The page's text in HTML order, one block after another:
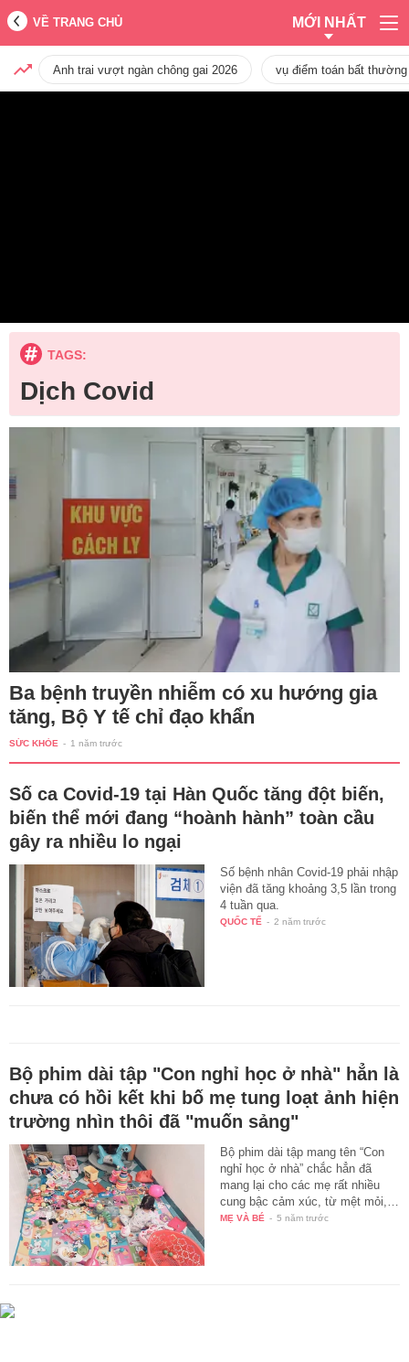
VỀ TRANG CHỦ MỚI NHẤT
Anh trai vượt ngàn chông gai 2026 vụ điểm toán bất
TAGS:
Dịch Covid
Ba bệnh truyền nhiễm có xu hướng gia
tăng, Bộ Y tế chỉ đạo khẩn
SỨC KHỎE - 1 năm trước
Số ca Covid-19 tại Hàn Quốc tăng đột biến,
biến thể mới đang “hoành hành” toàn cầu
gây ra nhiều lo ngại
Số bệnh nhân Covid-19 phải nhập
viện đã tăng khoảng 3,5 lần trong
4 tuần qua.
QUỐC TẾ - 2 năm trước
Bộ phim dài tập "Con nghỉ học ở nhà" hẳn là
chưa có hồi kết khi bố mẹ tung loạt ảnh hiện
trường nhìn thôi đã "muốn sảng"
Bộ phim dài tập mang tên “Con
nghỉ học ở nhà” chắc hẳn đã
mang lại cho các mẹ rất nhiều
cung bậc cảm xúc, từ mệt mỏi,…
MẸ VÀ BÉ - 5 năm trước